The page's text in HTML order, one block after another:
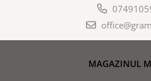
MAGAZINUL